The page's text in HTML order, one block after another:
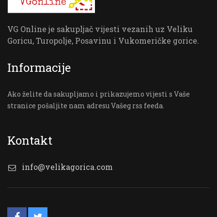
VG Online je sakupljač vijesti vezanih uz Veliku
Goricu, Turopolje, Posavinu i Vukomeričke gorice.
Informacije
Ako želite da sakupljamo i prikazujemo vijesti s Vaše
stranice pošaljite nam adresu Vašeg rss feeda.
Kontakt
info@velikagorica.com